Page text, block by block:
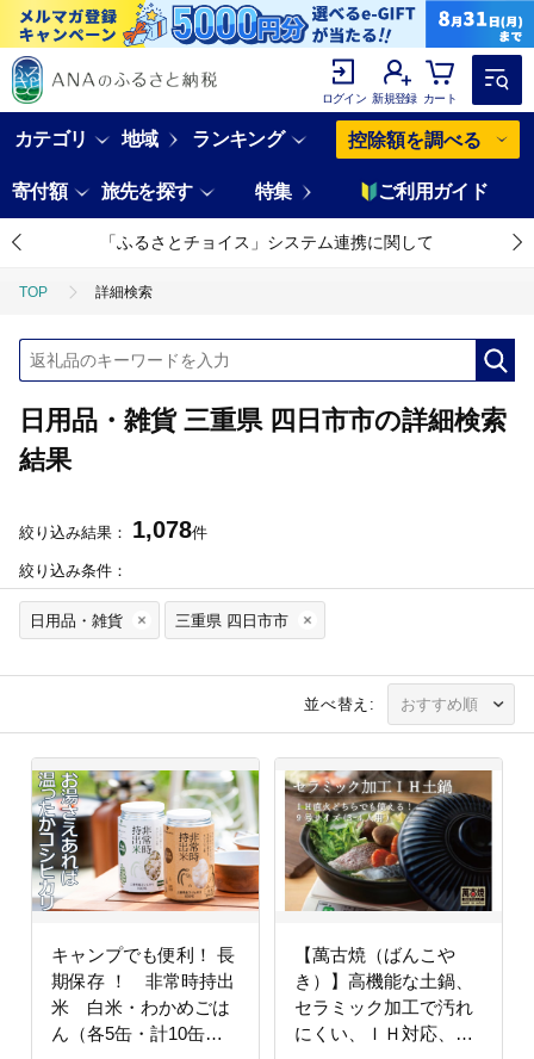
ログイン 新規登録 カート
カテゴリ 地域 ランキング 控除額を調べる
寄付額 旅先を探す 特集 ご利用ガイド
「ふるさとチョイス」システム連携に関して
TOP 詳細検索
日用品・雑貨 三重県 四日市市の詳細検索
結果
絞り込み結果： 1,078件
絞り込み条件：
日用品・雑貨 三重県 四日市市
並べ替え:
キャンプでも便利！ 長
期保存 ！ 非常時持出
米 白米・わかめごは
ん（各5缶・計10缶）
【萬古焼（ばんこや
き）】高機能な土鍋、
セラミック加工で汚れ
にくい、ＩＨ対応、モ